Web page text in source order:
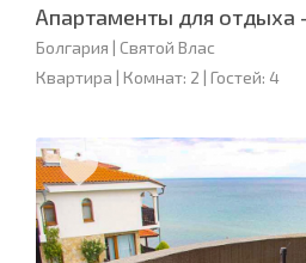
Апартаменты для отдыха
Болгария | Святой Влас
Квартира | Комнат: 2 | Гостей: 4